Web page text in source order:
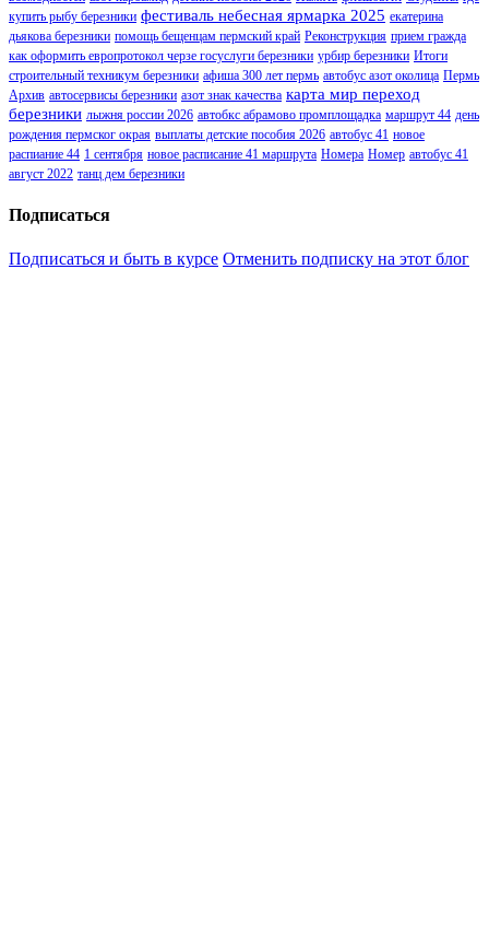
купить рыбу березники фестиваль небесная ярмарка 2025 екатерина
дьякова березники помощь бещенцам пермский край Реконструкция прием гражда
как оформить европротокол черзе госуслуги березники урбир березники Итоги
строительный техникум березники афиша 300 лет пермь автобус азот околица Пермь
Архив автосервисы березники азот знак качества карта мир переход
березники лыжня россии 2026 автобкс абрамово промплощадка маршрут 44 день
рождения пермског окрая выплаты детские пособия 2026 автобус 41 новое
распиание 44 1 сентября новое расписание 41 маршрута Номера Номер автобус 41
август 2022 танц дем березники
Подписаться
Подписаться и быть в курсе Отменить подписку на этот блог